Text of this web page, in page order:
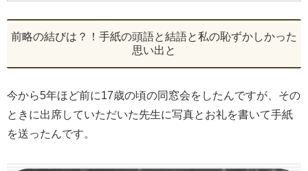
前略の結びは？！手紙の頭語と結語と私の恥ずかしかった
思い出と
今から5年ほど前に17歳の頃の同窓会をしたんですが、その
ときに出席していただいた先生に写真とお礼を書いて手紙
を送ったんです。